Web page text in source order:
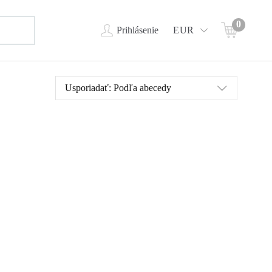
Prihlásenie EUR
0
Usporiadať: Podľa abecedy